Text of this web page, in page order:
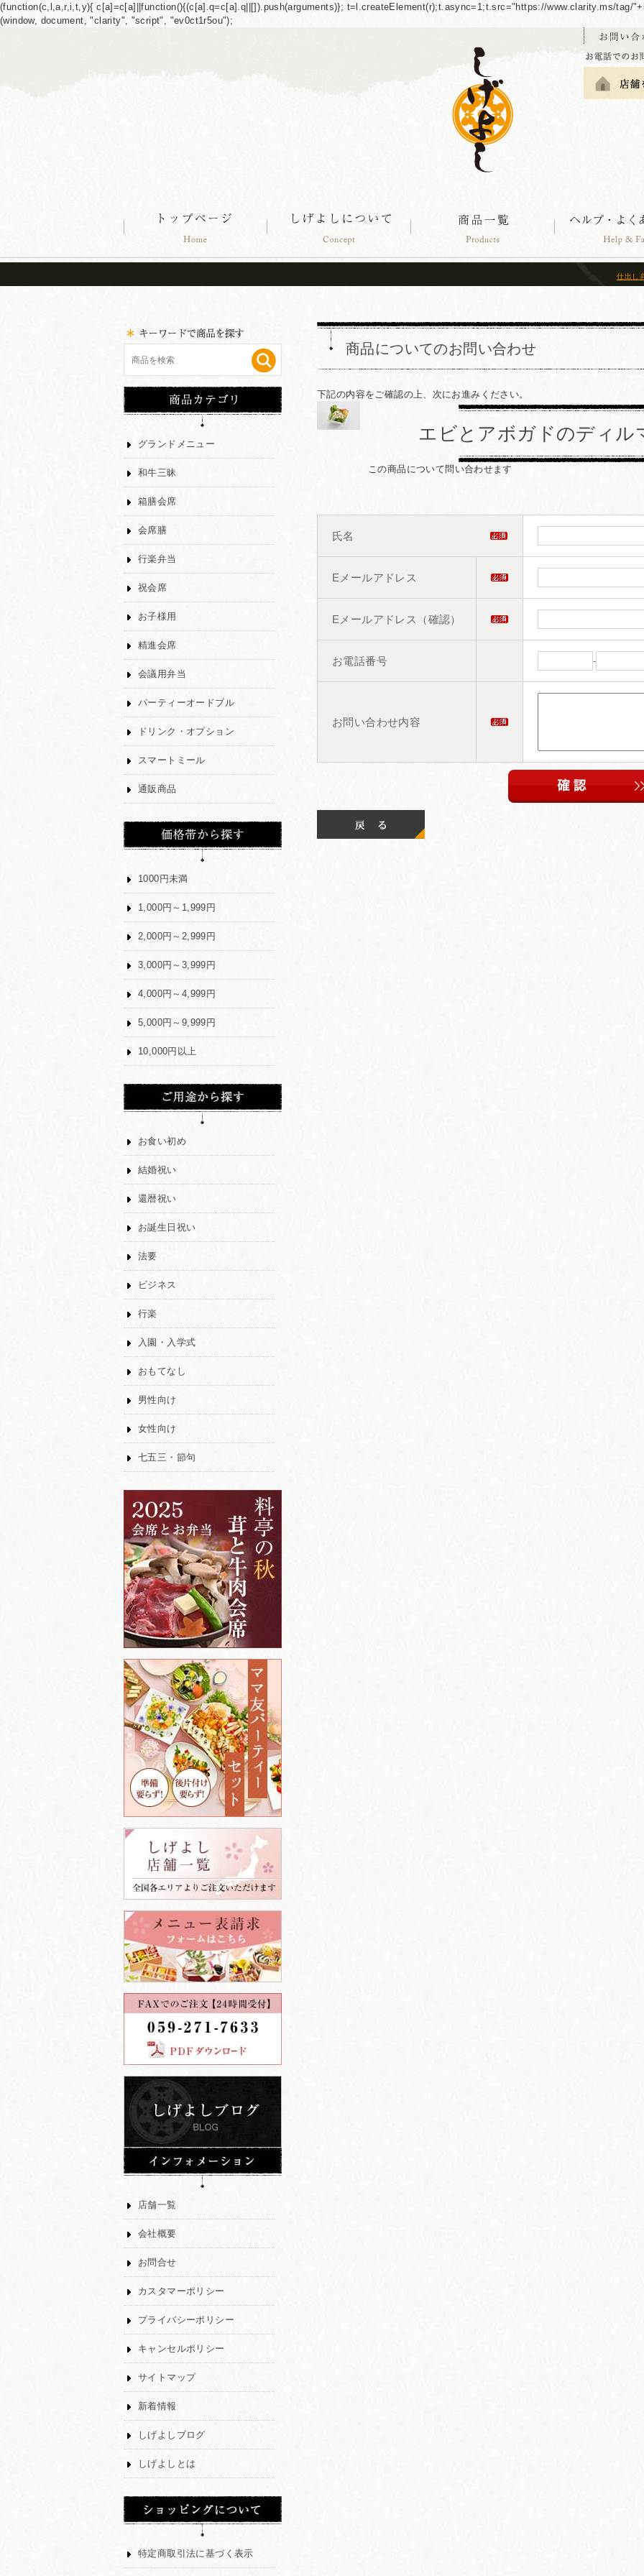
(function(c,l,a,r,i,t,y){ c[a]=c[a]||function(){(c[a].q=c[a].q||[]).push(arguments)}; t=l.createElement(r);t.async=1;t.src="https://www.clarity.ms/tag/
(window, document, "clarity", "script", "ev0ct1r5ou");
仕出し
グランドメニュー
和牛三昧
箱膳会席
会席膳
行楽弁当
祝会席
お子様用
精進会席
会議用弁当
パーティーオードブル
ドリンク・オプション
スマートミール
通販商品
1000円未満
1,000円～1,999円
2,000円～2,999円
3,000円～3,999円
4,000円～4,999円
5,000円～9,999円
10,000円以上
お食い初め
結婚祝い
還暦祝い
お誕生日祝い
法要
ビジネス
行楽
入園・入学式
おもてなし
男性向け
女性向け
七五三・節句
店舗一覧
会社概要
お問合せ
カスタマーポリシー
プライバシーポリシー
キャンセルポリシー
サイトマップ
新着情報
しげよしブログ
しげよしとは
特定商取引法に基づく表示
商品についてのお問い合わせ
下記の内容をご確認の上、次にお進みください。
エビとアボガドのディル
この商品について問い合わせます
氏名
Eメールアドレス
Eメールアドレス（確認）
お電話番号 -
お問い合わせ内容